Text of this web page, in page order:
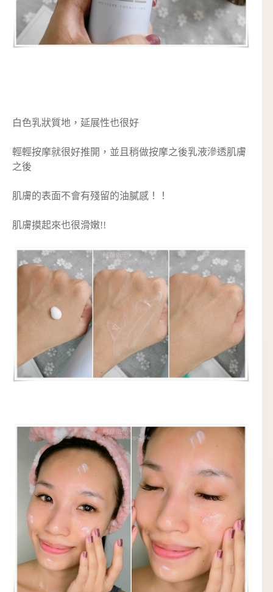
白色乳狀質地，延展性也很好
輕輕按摩就很好推開，並且稍做按摩之後乳液滲透肌膚
之後
肌膚的表面不會有殘留的油膩感！！
肌膚摸起來也很滑嫩!!